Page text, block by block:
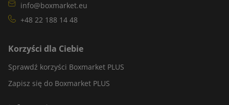
info@boxmarket.eu
+48 22 188 14 48
Korzyści dla Ciebie
Sprawdź korzyści Boxmarket PLUS
Zapisz się do Boxmarket PLUS